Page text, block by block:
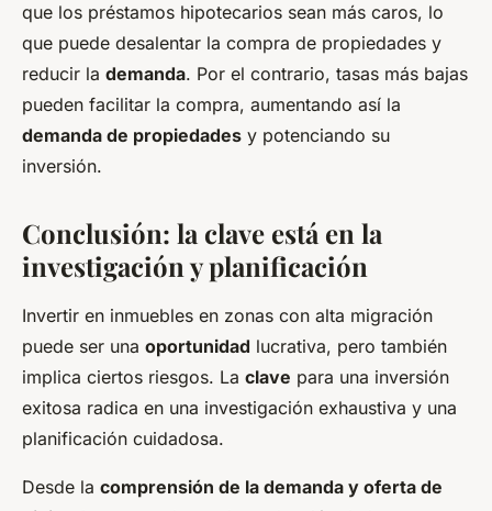
que los préstamos hipotecarios sean más caros, lo
que puede desalentar la compra de propiedades y
reducir la demanda. Por el contrario, tasas más bajas
pueden facilitar la compra, aumentando así la
demanda de propiedades y potenciando su
inversión.
Conclusión: la clave está en la
investigación y planificación
Invertir en inmuebles en zonas con alta migración
puede ser una oportunidad lucrativa, pero también
implica ciertos riesgos. La clave para una inversión
exitosa radica en una investigación exhaustiva y una
planificación cuidadosa.
Desde la comprensión de la demanda y oferta de